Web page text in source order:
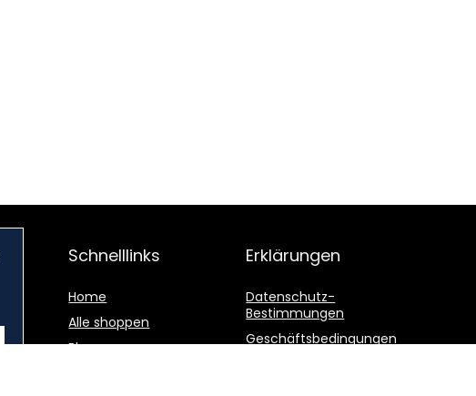
Schnelllinks
Home
Alle shoppen
Blogs
Erklärungen
Datenschutz-
Bestimmungen
Geschäftsbedingungen